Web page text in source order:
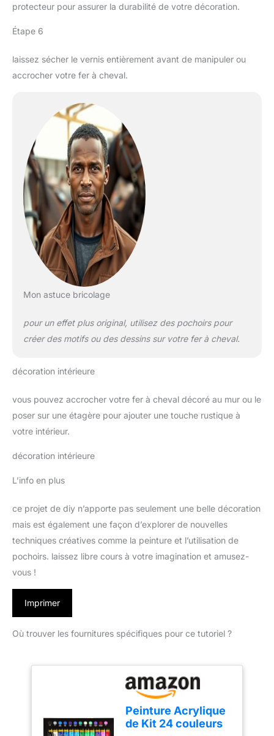
protecteur pour assurer la durabilité de votre décoration.
Étape 6
laissez sécher le vernis entièrement avant de manipuler ou
accrocher votre fer à cheval.
Mon astuce bricolage
pour un effet plus original, utilisez des pochoirs pour
créer des motifs ou des dessins sur votre fer à cheval.
décoration intérieure
vous pouvez accrocher votre fer à cheval décoré au mur ou le
poser sur une étagère pour ajouter une touche rustique à
votre intérieur.
décoration intérieure
L’info en plus
ce projet de diy n’apporte pas seulement une belle décoration
mais est également une façon d’explorer de nouvelles
techniques créatives comme la peinture et l’utilisation de
pochoirs. laissez libre cours à votre imagination et amusez-
vous !
Imprimer
Où trouver les fournitures spécifiques pour ce tutoriel ?
Peinture Acrylique
de Kit 24 couleurs